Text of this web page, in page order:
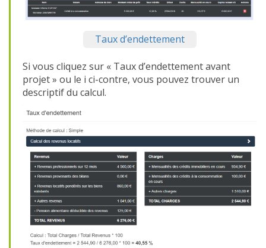
Taux d’endettement
Si vous cliquez sur « Taux d’endettement avant
projet » ou le i ci-contre, vous pouvez trouver un
descriptif du calcul.